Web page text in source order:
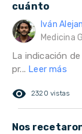
cuánto
Iván
Medicina
La indicación
pr... Leer más
remove_red_eye 2320 vistas
Nos